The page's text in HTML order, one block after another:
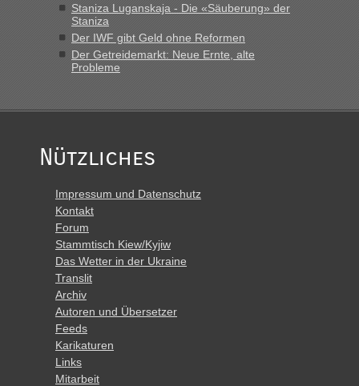
Staniza Luganskaja - Die «Säuberung» der
Staniza
Der IWF gibt Geld ohne Reformen
Der Getreidemarkt: Neue Ernte, alte
Probleme
Nützliches
Impressum und Datenschutz
Kontakt
Forum
Stammtisch Kiew/Kyjiw
Das Wetter in der Ukraine
Translit
Archiv
Autoren und Übersetzer
Feeds
Karikaturen
Links
Mitarbeit